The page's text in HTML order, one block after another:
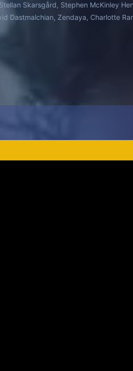
Skarsgård, Stephen McKinley
Dastmalchian, Zendaya, Charlotte